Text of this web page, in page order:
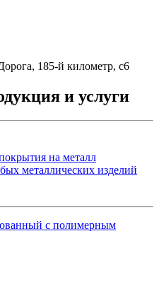
185-й километр, с6
и услуги
на металл
металлических изделий
с полимерным